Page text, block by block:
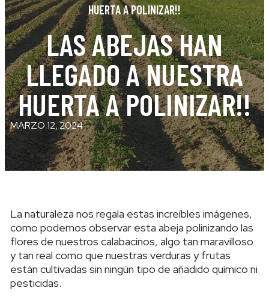
HUERTA A POLINIZAR!!
LAS ABEJAS HAN
LLEGADO A NUESTRA
HUERTA A POLINIZAR!!
MARZO 12, 2024
La naturaleza nos regala estas increíbles imágenes,
como podemos observar esta abeja polinizando las
flores de nuestros calabacinos, algo tan maravilloso
y tan real como que nuestras verduras y frutas
están cultivadas sin ningún tipo de añadido químico ni
pesticidas.